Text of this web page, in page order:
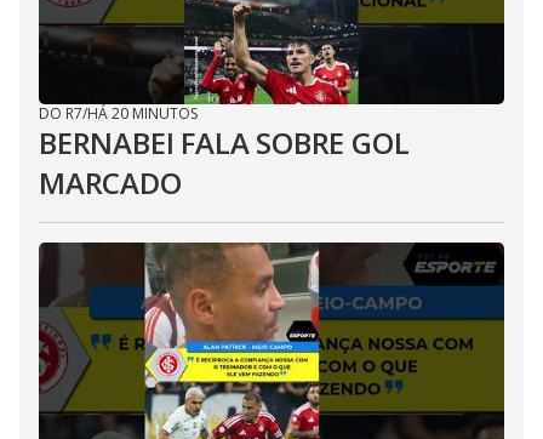
DO R7/HÁ 20 MINUTOS
BERNABEI FALA SOBRE GOL
MARCADO